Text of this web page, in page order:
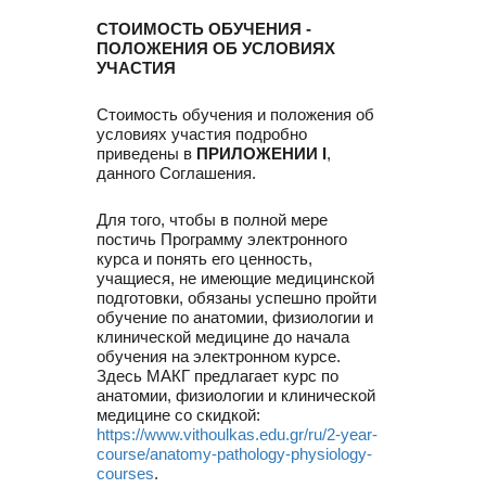
СТОИМОСТЬ ОБУЧЕНИЯ -
ПОЛОЖЕНИЯ ОБ УСЛОВИЯХ
УЧАСТИЯ
Стоимость обучения и положения об
условиях участия подробно
приведены в ПРИЛОЖЕНИИ I,
данного Соглашения.
Для того, чтобы в полной мере
постичь Программу электронного
курса и понять его ценность,
учащиеся, не имеющие медицинской
подготовки, обязаны успешно пройти
обучение по анатомии, физиологии и
клинической медицине до начала
обучения на электронном курсе.
Здесь МАКГ предлагает курс по
анатомии, физиологии и клинической
медицине со скидкой:
https://www.vithoulkas.edu.gr/ru/2-year-
course/anatomy-pathology-physiology-
courses.